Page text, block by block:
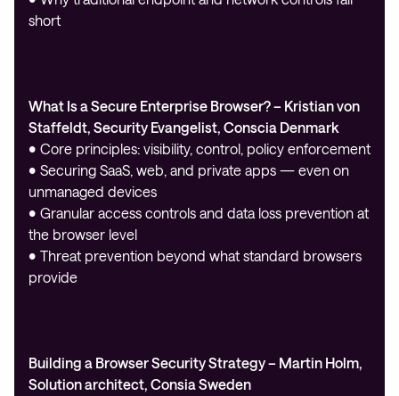
short
What Is a Secure Enterprise Browser? – Kristian von
Staffeldt, Security Evangelist, Conscia Denmark
• Core principles: visibility, control, policy enforcement
• Securing SaaS, web, and private apps — even on
unmanaged devices
• Granular access controls and data loss prevention at
the browser level
• Threat prevention beyond what standard browsers
provide
Building a Browser Security Strategy – Martin Holm,
Solution architect, Consia Sweden